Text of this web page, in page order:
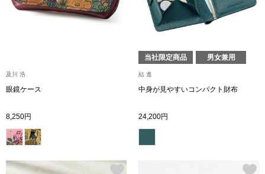
ルームウェア
アンダーウェア
トートバッグ
及川 浩
眼鏡ケース
8,250円
当社限定商品 男女兼用
結 進
中身が見やすいコンパクト財布
24,200円